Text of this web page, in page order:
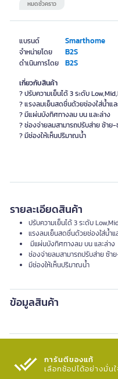
แบรนด์ Smarthome
จำหน่ายโดย B2S
ดำเนินการโดย B2S
หมดชั่วคราว
เกี่ยวกับสินค้า
? ปรับความเย็นได้ 3 ระดับ
? แรงลมเย็นสดชื่นด้วยช่องใส่น้ำแล
? มีแผ่นบังทิศทางลม บน และล่าง
? ช่องจ่ายลมสามารถปรับส่าย ซ้าย
? มีช่องให้เห็นปริมาณน้ำ
รายละเอียดสินค้า
ปรับความเย็นได้ 3 ระดับ
แรงลมเย็นสดชื่นด้วยช่องใส่น้ำแ
มีแผ่นบังทิศทางลม บน และล่าง
ช่องจ่ายลมสามารถปรับส่าย ซ้า
มีช่องให้เห็นปริมาณน้ำ
ข้อมูลสินค้า
การันตีของแท้
เลือกช้อปได้อย่างมั่น